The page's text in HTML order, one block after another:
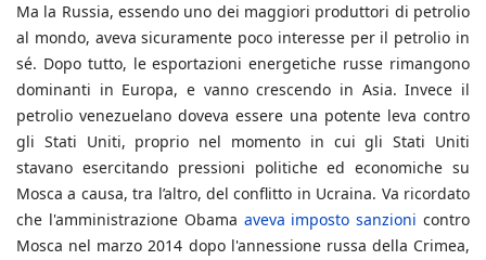
Ma la Russia, essendo uno dei maggiori produttori di petrolio
al mondo, aveva sicuramente poco interesse per il petrolio in
sé. Dopo tutto, le esportazioni energetiche russe rimangono
dominanti in Europa, e vanno crescendo in Asia. Invece il
petrolio venezuelano doveva essere una potente leva contro
gli Stati Uniti, proprio nel momento in cui gli Stati Uniti
stavano esercitando pressioni politiche ed economiche su
Mosca a causa, tra l’altro, del conflitto in Ucraina. Va ricordato
che l'amministrazione Obama aveva imposto sanzioni contro
Mosca nel marzo 2014 dopo l'annessione russa della Crimea,